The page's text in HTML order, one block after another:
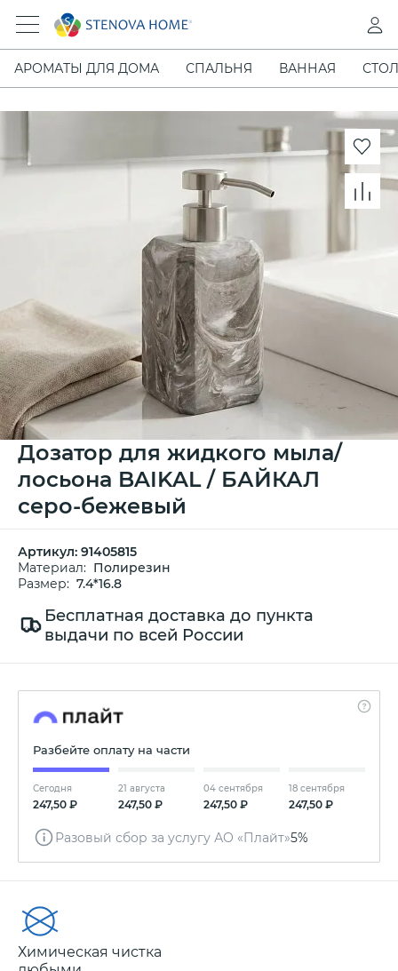
АРОМАТЫ ДЛЯ ДОМА СПАЛЬНЯ ВАННАЯ
Дозатор для жидкого мыла/
лосьона BAIKAL / БАЙКАЛ
серо-бежевый
Артикул: 91405815
Материал: Полирезин
Размер: 7.4*16.8
Бесплатная доставка до пункта
выдачи по всей России
Разбейте оплату на части
Сегодня
247,50 ₽
21 августа
247,50 ₽
04 сентября
247,50 ₽
18 сентября
247,50 ₽
Разовый сбор за услугу АО «Плайт»5%
Химическая чистка